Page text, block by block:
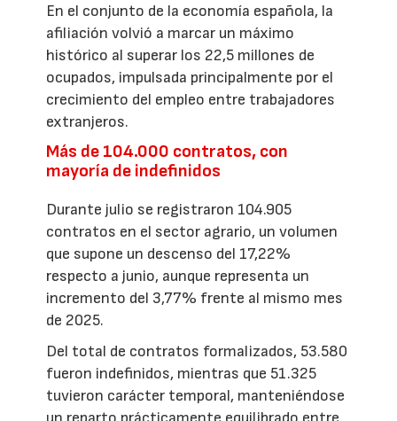
En el conjunto de la economía española, la
afiliación volvió a marcar un máximo
histórico al superar los 22,5 millones de
ocupados, impulsada principalmente por el
crecimiento del empleo entre trabajadores
extranjeros.
Más de 104.000 contratos, con
mayoría de indefinidos
Durante julio se registraron 104.905
contratos en el sector agrario, un volumen
que supone un descenso del 17,22%
respecto a junio, aunque representa un
incremento del 3,77% frente al mismo mes
de 2025.
Del total de contratos formalizados, 53.580
fueron indefinidos, mientras que 51.325
tuvieron carácter temporal, manteniéndose